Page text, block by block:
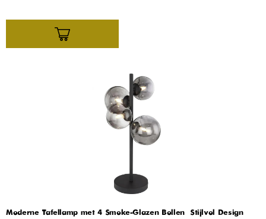
Moderne Tafellamp met 4 Smoke-Glazen Bollen – Stijlvol Design